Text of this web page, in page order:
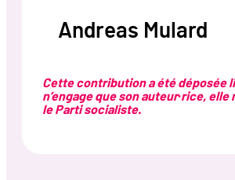
Andreas Mulard
Cette contribution a été déposée
n’engage que son auteur·rice, elle
le Parti socialiste.